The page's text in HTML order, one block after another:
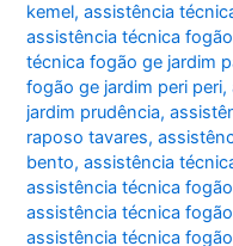
kemel,assistência
assistência técnica
técnica fogão ge jardim
fogão ge jardim peri peri,
jardim prudência,
raposo tavares,
bento,assistência
assistência técnica
assistência técnica
assistência técnica